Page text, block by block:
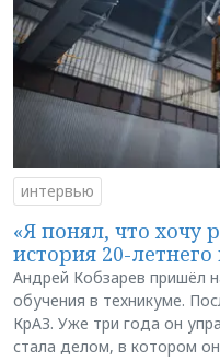
интервью
«Я понял, что хочу
история 20-
Андрей Кобзарев пришёл
обучения в техникуме.
КрАЗ. Уже три года он
стала делом, в котором